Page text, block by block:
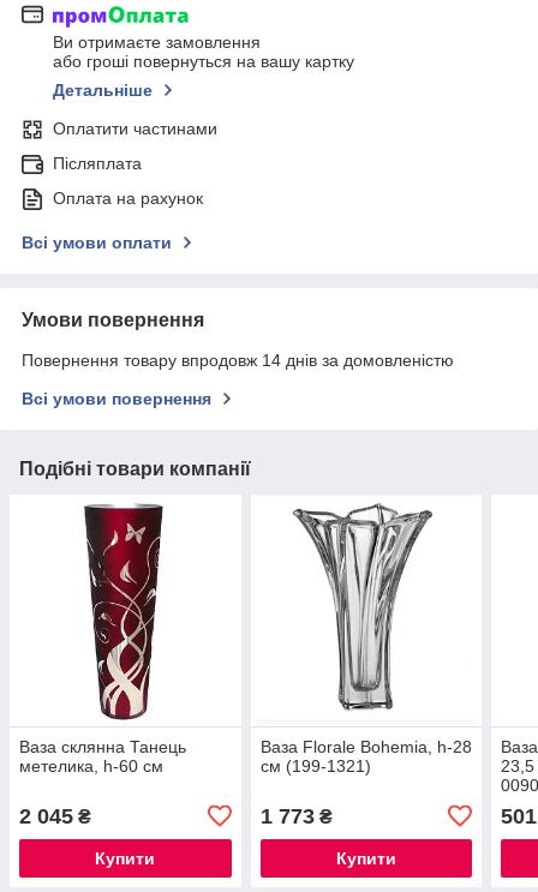
Ви отримаєте замовлення
або гроші повернуться на вашу картку
Детальніше
Оплатити частинами
Післяплата
Оплата на рахунок
Всі умови оплати
Умови повернення
Повернення товару впродовж 14 днів за домовленістю
Всі умови повернення
Подібні товари компанії
Ваза склянна Танець
метелика, h-60 см
2 045 ₴
Купити
Ваза Florale Bohemia, h-28
см (199-1321)
1 773₴
Купити
501